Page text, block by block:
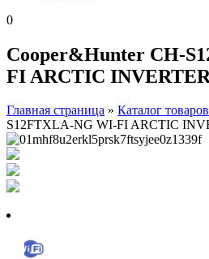
0
Cooper&Hunter CH-
FI ARCTIC INVERTER
Главная страница » Каталог товаров
S12FTXLA-NG WI-FI ARCTIC